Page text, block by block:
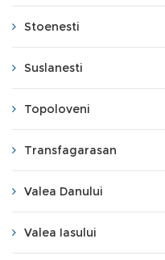
Stoenesti
Suslanesti
Topoloveni
Transfagarasan
Valea Danului
Valea Iasului